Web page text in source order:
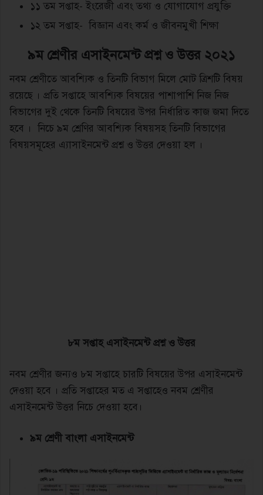
১১ তম সপ্তাহ- ইংরেজী এবং তথ্য ও যোগাযোগ প্রযুক্তি
১২ তম সপ্তাহ- বিজ্ঞান এবং কর্ম ও জীবনমুখী শিক্ষা
৯ম শ্রেণীর এসাইনমেন্ট প্রশ্ন ও উত্তর ২০২১
নবম শ্রেণীতে আবশ্যিক ও তিনটি বিভাগ মিলে মোট ত্রিশটি বিষয়
রয়েছে । প্রতি সপ্তাহে আবশ্যিক বিষয়ের পাশাপাশি নিজ নিজ
বিভাগের দুই থেকে তিনটি বিষয়ের উপর নির্ধারিত কাজ জমা দিতে
হবে । নিচে ৯ম শ্রেণির আবশ্যিক বিষয়সহ তিনটি বিভাগের
বিষয়সমূহের এ্যাসাইনমেন্ট প্রশ্ন ও উত্তর দেওয়া হল ।
৮ম সপ্তাহ এসাইনমেন্ট প্রশ্ন ও উত্তর
নবম শ্রেণীর জন্যও ৮ম সপ্তাহে চারটি বিষয়ের উপর এসাইনমেন্ট
দেওয়া হবে । প্রতি সপ্তাহের মত এ সপ্তাহেও নবম শ্রেণীর
এসাইনমেন্ট উত্তর নিচে দেওয়া হবে।
৯ম শ্রেণী বাংলা এসাইনমেন্ট